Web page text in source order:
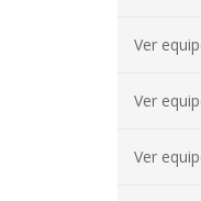
Ver
Ver
Ver